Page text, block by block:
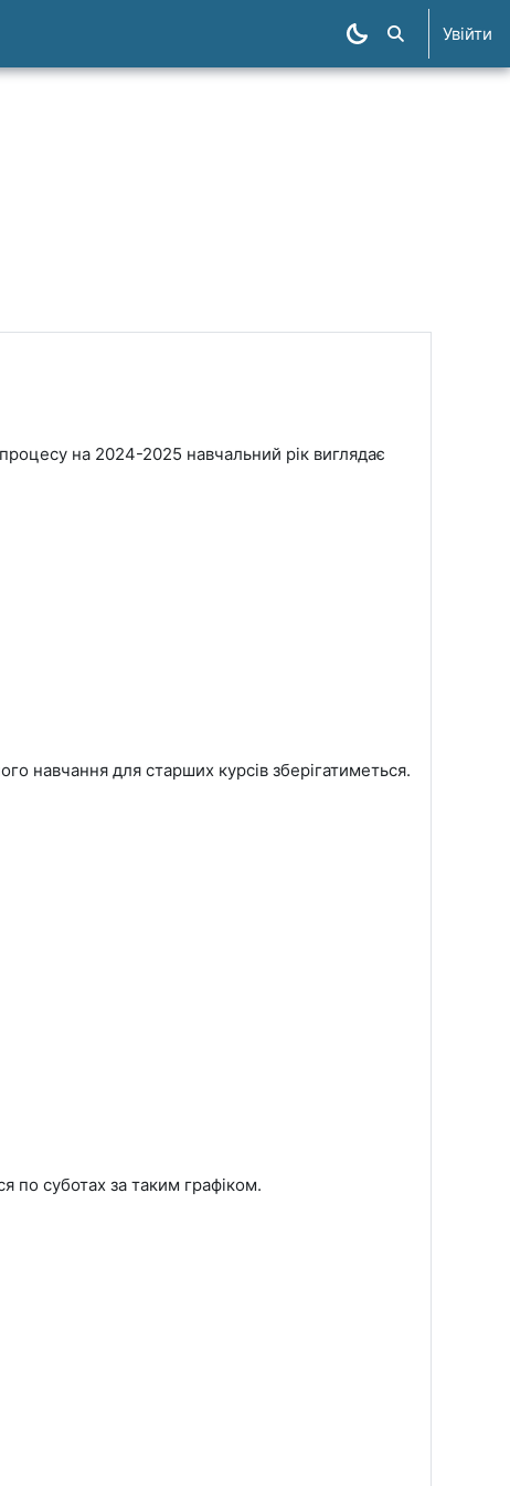
Пошук курсів
Увійти
на 2024-2025 навчальний рік виглядає
навчання для старших курсів зберігатиметься.
по суботах за таким графіком.